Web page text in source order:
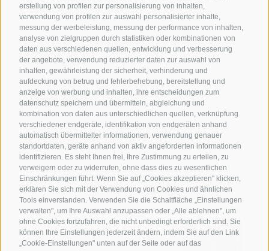
erstellung von profilen zur personalisierung von inhalten,
verwendung von profilen zur auswahl personalisierter inhalte,
messung der werbeleistung, messung der performance von inhalten,
analyse von zielgruppen durch statistiken oder kombinationen von
daten aus verschiedenen quellen, entwicklung und verbesserung
der angebote, verwendung reduzierter daten zur auswahl von
inhalten, gewährleistung der sicherheit, verhinderung und
aufdeckung von betrug und fehlerbehebung, bereitstellung und
anzeige von werbung und inhalten, ihre entscheidungen zum
datenschutz speichern und übermitteln, abgleichung und
kombination von daten aus unterschiedlichen quellen, verknüpfung
verschiedener endgeräte, identifikation von endgeräten anhand
automatisch übermittelter informationen, verwendung genauer
standortdaten, geräte anhand von aktiv angeforderten informationen
identifizieren. Es steht Ihnen frei, Ihre Zustimmung zu erteilen, zu
verweigern oder zu widerrufen, ohne dass dies zu wesentlichen
Einschränkungen führt. Wenn Sie auf „Cookies akzeptieren" klicken,
erklären Sie sich mit der Verwendung von Cookies und ähnlichen
Tools einverstanden. Verwenden Sie die Schaltfläche „Einstellungen
verwalten", um Ihre Auswahl anzupassen oder „Alle ablehnen", um
ohne Cookies fortzufahren, die nicht unbedingt erforderlich sind. Sie
können Ihre Einstellungen jederzeit ändern, indem Sie auf den Link
„Cookie-Einstellungen" unten auf der Seite oder auf das
sporthoteltyrol@pec.senso.bz (SUBM7ØN)
created with passion by